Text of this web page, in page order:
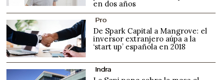
en dos años
Pro
De Spark Capital a Mangrove: el
inversor extranjero aúpa a la
‘start up’ española en 2018
Indra